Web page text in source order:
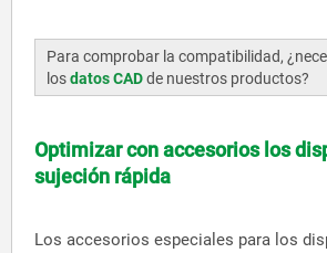
Para comprobar la compatibilidad,
losdatos CADde nuestros productos?
Optimizar con accesorios los
sujeción rápida
Los accesorios especiales para los